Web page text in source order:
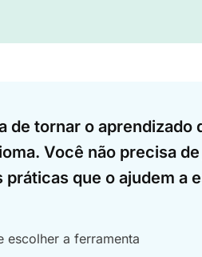
de tornar o aprendizado
Você não precisa
que o ajudem a
escolher a ferramenta